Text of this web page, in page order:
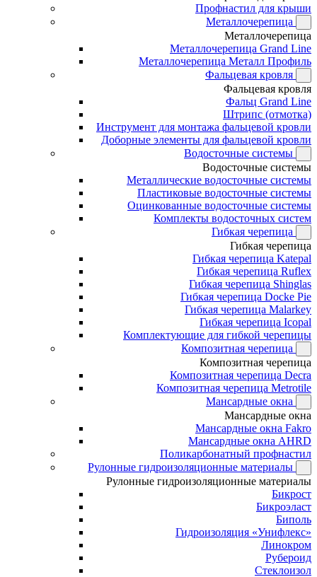
Профнастил для крыши
Металлочерепица
Металлочерепица
Металлочерепица Grand Line
Металлочерепица Металл Профиль
Фальцевая кровля
Фальцевая кровля
Фальц Grand Line
Штрипс (отмотка)
Инструмент для монтажа фальцевой кровли
Доборные элементы для фальцевой кровли
Водосточные системы
Водосточные системы
Металлические водосточные системы
Пластиковые водосточные системы
Оцинкованные водосточные системы
Комплекты водосточных систем
Гибкая черепица
Гибкая черепица
Гибкая черепица Katepal
Гибкая черепица Ruflex
Гибкая черепица Shinglas
Гибкая черепица Docke Pie
Гибкая черепица Malarkey
Гибкая черепица Icopal
Комплектующие для гибкой черепицы
Композитная черепица
Композитная черепица
Композитная черепица Decra
Композитная черепица Metrotile
Мансардные окна
Мансардные окна
Мансардные окна Fakro
Мансардные окна AHRD
Поликарбонатный профнастил
Рулонные гидроизоляционные материалы
Рулонные гидроизоляционные материалы
Бикрост
Бикроэласт
Биполь
Гидроизоляция «Унифлекс»
Линокром
Рубероид
Стеклоизол